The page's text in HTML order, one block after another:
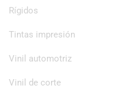
Rígidos
Tintas impresión
Vinil automotriz
Vinil de corte